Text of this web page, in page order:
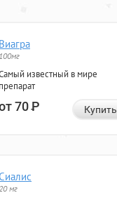
Виагра
100мг
известный в мире
препарат
70Р Купить
мг